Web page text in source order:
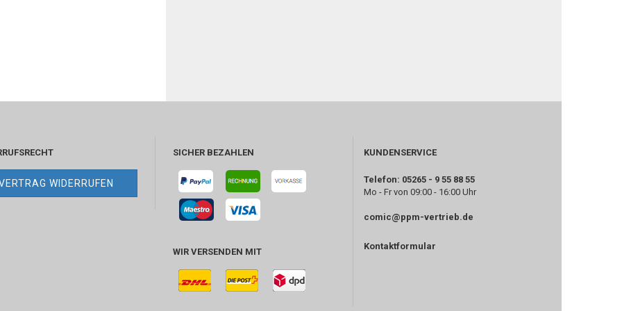
WIDERRUFEN
SICHER BEZAHLEN
WIR VERSENDEN MIT
KUNDENSERVICE
Telefon: 05265 - 9 55 88 55
Mo - Fr von 09:00 - 16:00 Uhr
comic@ppm-vertrieb.de
Kontaktformular